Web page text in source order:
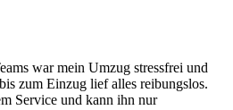
war mein Umzug stressfrei und
zum Einzug lief alles reibungslos.
Service und kann ihn nur